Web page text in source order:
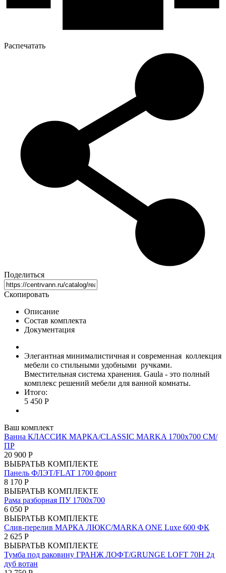
Распечатать
Поделиться
Скопировать
Описание
Состав комплекта
Документация
Элегантная минималистичная и современная коллекция
мебели со стильными удобными ручками.
Вместительная система хранения. Gaula - это полный
комплекс решений мебели для ванной комнаты.
Итого:
5 450 Р
Ваш комплект
Ванна КЛАССИК МАРКА/CLASSIC MARKA 1700х700 СМ/
ПР
20 900 Р
ВЫБРАТЬВ КОМПЛЕКТЕ
Панель ФЛЭТ/FLAT 1700 фронт
8 170 Р
ВЫБРАТЬВ КОМПЛЕКТЕ
Рама разборная ПУ 1700х700
6 050 Р
ВЫБРАТЬВ КОМПЛЕКТЕ
Слив-перелив МАРКА ЛЮКС/MARKA ONE Luxe 600 ФК
2 625 Р
ВЫБРАТЬВ КОМПЛЕКТЕ
Тумба под раковину ГРАНЖ ЛОФТ/GRUNGE LOFT 70Н 2д
дуб вотан